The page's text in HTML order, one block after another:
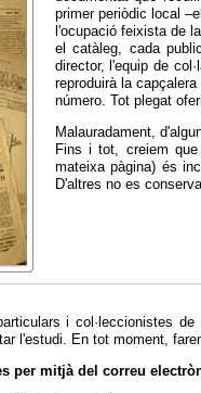
primer periòdic local
l'ocupació feixista de
el catàleg, cada
director, l'equip de
reproduirà la
número. Tot plegat
Malauradament,
Fins i tot, creiem
mateixa pàgina) és
D'altres no es
i col·leccionistes
l'estudi. En tot moment,
per mitjà del correu